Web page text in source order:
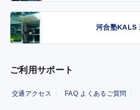
河合塾KALS
ご利用サポート
交通アクセス FAQ よくあるご質問